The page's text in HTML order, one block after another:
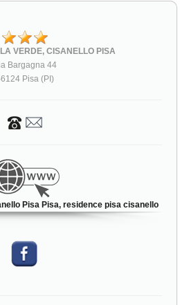
VERDE, CISANELLO PISA
Bargagna 44
Pisa (PI)
Pisa Pisa, residence pisa cisanello